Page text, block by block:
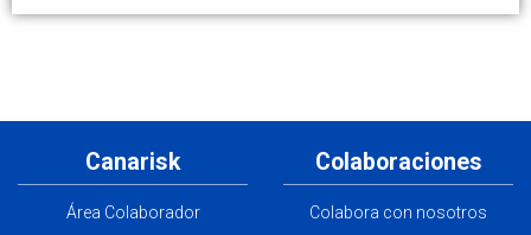
Canarisk
Área Colaborador
Colaboraciones
Colabora con nosotros